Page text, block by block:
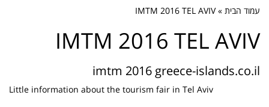
עמוד הבית » IMTM 2016 TEL AVIV
IMTM 2016 TEL AVIV
imtm 2016 greece-islands.co.il
Little information about the tourism fair in Tel Aviv